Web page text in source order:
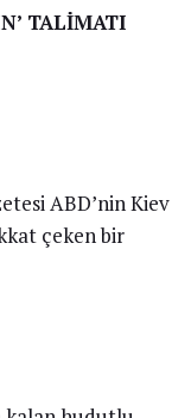
TALİMATI
ABD’nin Kiev
çeken bir